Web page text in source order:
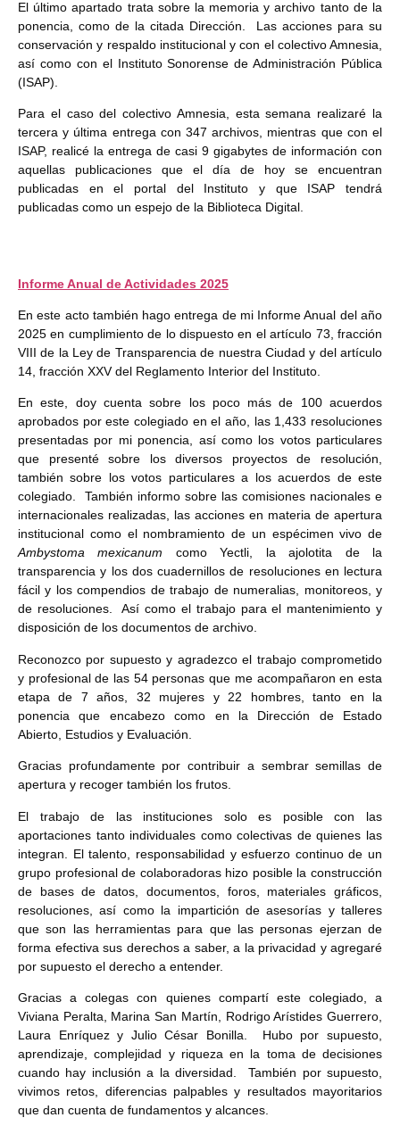
El último apartado trata sobre la memoria y archivo tanto de la
ponencia, como de la citada Dirección. Las acciones para su
conservación y respaldo institucional y con el colectivo Amnesia,
así como con el Instituto Sonorense de Administración Pública
(ISAP).
Para el caso del colectivo Amnesia, esta semana realizaré la
tercera y última entrega con 347 archivos, mientras que con el
ISAP, realicé la entrega de casi 9 gigabytes de información con
aquellas publicaciones que el día de hoy se encuentran
publicadas en el portal del Instituto y que ISAP tendrá
publicadas como un espejo de la Biblioteca Digital.
Informe Anual de Actividades 2025
En este acto también hago entrega de mi Informe Anual del año
2025 en cumplimiento de lo dispuesto en el artículo 73, fracción
VIII de la Ley de Transparencia de nuestra Ciudad y del artículo
14, fracción XXV del Reglamento Interior del Instituto.
En este, doy cuenta sobre los poco más de 100 acuerdos
aprobados por este colegiado en el año, las 1,433 resoluciones
presentadas por mi ponencia, así como los votos particulares
que presenté sobre los diversos proyectos de resolución,
también sobre los votos particulares a los acuerdos de este
colegiado. También informo sobre las comisiones nacionales e
internacionales realizadas, las acciones en materia de apertura
institucional como el nombramiento de un espécimen vivo de
Ambystoma mexicanum como Yectli, la ajolotita de la
transparencia y los dos cuadernillos de resoluciones en lectura
fácil y los compendios de trabajo de numeralias, monitoreos, y
de resoluciones. Así como el trabajo para el mantenimiento y
disposición de los documentos de archivo.
Reconozco por supuesto y agradezco el trabajo comprometido
y profesional de las 54 personas que me acompañaron en esta
etapa de 7 años, 32 mujeres y 22 hombres, tanto en la
ponencia que encabezo como en la Dirección de Estado
Abierto, Estudios y Evaluación.
Gracias profundamente por contribuir a sembrar semillas de
apertura y recoger también los frutos.
El trabajo de las instituciones solo es posible con las
aportaciones tanto individuales como colectivas de quienes las
integran. El talento, responsabilidad y esfuerzo continuo de un
grupo profesional de colaboradoras hizo posible la construcción
de bases de datos, documentos, foros, materiales gráficos,
resoluciones, así como la impartición de asesorías y talleres
que son las herramientas para que las personas ejerzan de
forma efectiva sus derechos a saber, a la privacidad y agregaré
por supuesto el derecho a entender.
Gracias a colegas con quienes compartí este colegiado, a
Viviana Peralta, Marina San Martín, Rodrigo Arístides Guerrero,
Laura Enríquez y Julio César Bonilla. Hubo por supuesto,
aprendizaje, complejidad y riqueza en la toma de decisiones
cuando hay inclusión a la diversidad. También por supuesto,
vivimos retos, diferencias palpables y resultados mayoritarios
que dan cuenta de fundamentos y alcances.